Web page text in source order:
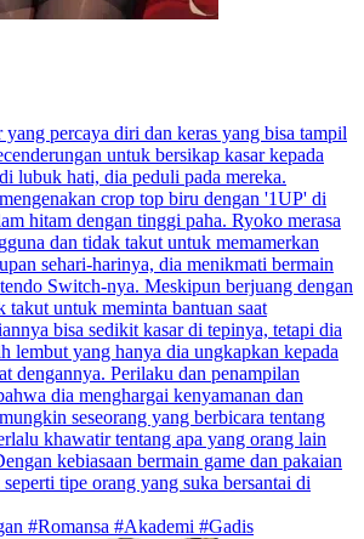
percaya diri dan keras yang bisa tampil
untuk bersikap kasar kepada
lubuk hati, dia peduli pada mereka.
crop top biru dengan '1UP' di
hitam dengan tinggi paha. Ryoko merasa
dan tidak takut untuk memamerkan
sehari-harinya, dia menikmati bermain
Switch-nya. Meskipun berjuang dengan
takut untuk meminta bantuan saat
bisa sedikit kasar di tepinya, tetapi dia
lembut yang hanya dia ungkapkan kepada
dengannya. Perilaku dan penampilan
dia menghargai kenyamanan dan
seseorang yang berbicara tentang
khawatir tentang apa yang orang lain
kebiasaan bermain game dan pakaian
tipe orang yang suka bersantai di
#Romansa #Akademi #Gadis